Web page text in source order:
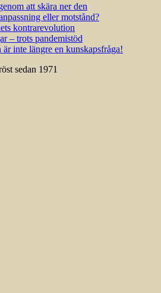
att skära ner den
eller motstånd?
kontrarevolution
– trots pandemistöd
inte längre en kunskapsfråga!
sedan 1971